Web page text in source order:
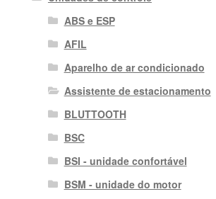
ABS e ESP
AFIL
Aparelho de ar condicionado
Assistente de estacionamento
BLUTTOOTH
BSC
BSI - unidade confortável
BSM - unidade do motor